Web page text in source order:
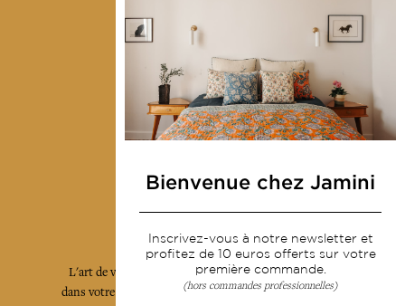
Livraison & retour
CGV
Devenir revendeur
Notre communauté
L'art de vivre JAMINI raconté avec poésie et élégance
dans votre boîte mail. Inscrivez vous à notre newsletter
Bienvenue chez Jamini
Inscrivez-vous à notre newsletter et
profitez de 10 euros offerts sur votre
première commande.
(hors commandes professionnelles)